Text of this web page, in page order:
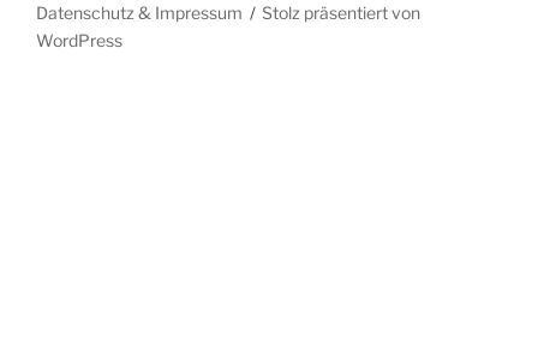
Datenschutz & Impressum
Stolz präsentiert von
WordPress